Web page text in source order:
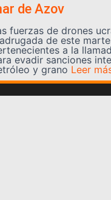
de Azov
fuerzas de drones
de este
a la
evadir sanciones
y grano Leer